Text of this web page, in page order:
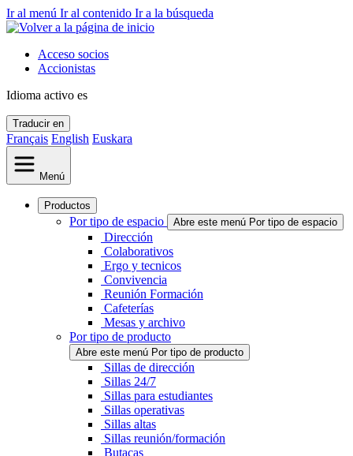
Ir al menú Ir al contenido Ir a la búsqueda
Acceso socios
Accionistas
Idioma activo es
Traducir en
Français English Euskara
Menú
Productos
Por tipo de espacio Abre este menú Por tipo de espacio
Dirección
Colaborativos
Ergo y tecnicos
Convivencia
Reunión Formación
Cafeterías
Mesas y archivo
Por tipo de producto
Abre este menú Por tipo de producto
Sillas de dirección
Sillas 24/7
Sillas para estudiantes
Sillas operativas
Sillas altas
Sillas reunión/formación
Butacas